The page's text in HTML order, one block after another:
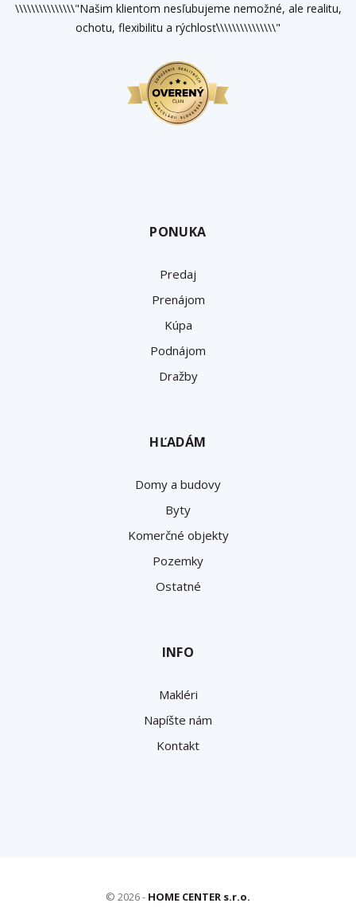
\\\\\\\\\\\\\\\"Našim klientom nesľubujeme nemožné, ale realitu,
ochotu, flexibilitu a rýchlosť\\\\\\\\\\\\\\\"
PONUKA
Predaj
Prenájom
Kúpa
Podnájom
Dražby
HĽADÁM
Domy a budovy
Byty
Komerčné objekty
Pozemky
Ostatné
INFO
Makléri
Napíšte nám
Kontakt
© 2026 - HOME CENTER s.r.o.